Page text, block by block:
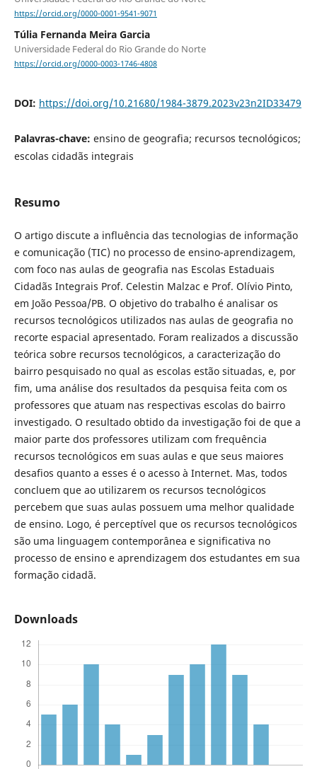
https://orcid.org/0000-0001-9541-9071
Túlia Fernanda Meira Garcia
Universidade Federal do Rio Grande do Norte
https://orcid.org/0000-0003-1746-4808
DOI: https://doi.org/10.21680/1984-3879.2023v23n2ID33479
Palavras-chave: ensino de geografia; recursos tecnológicos;
escolas cidadãs integrais
Resumo
O artigo discute a influência das tecnologias de informação
e comunicação (TIC) no processo de ensino-aprendizagem,
com foco nas aulas de geografia nas Escolas Estaduais
Cidadãs Integrais Prof. Celestin Malzac e Prof. Olívio Pinto,
em João Pessoa/PB. O objetivo do trabalho é analisar os
recursos tecnológicos utilizados nas aulas de geografia no
recorte espacial apresentado. Foram realizados a discussão
teórica sobre recursos tecnológicos, a caracterização do
bairro pesquisado no qual as escolas estão situadas, e, por
fim, uma análise dos resultados da pesquisa feita com os
professores que atuam nas respectivas escolas do bairro
investigado. O resultado obtido da investigação foi de que a
maior parte dos professores utilizam com frequência
recursos tecnológicos em suas aulas e que seus maiores
desafios quanto a esses é o acesso à Internet. Mas, todos
concluem que ao utilizarem os recursos tecnológicos
percebem que suas aulas possuem uma melhor qualidade
de ensino. Logo, é perceptível que os recursos tecnológicos
são uma linguagem contemporânea e significativa no
processo de ensino e aprendizagem dos estudantes em sua
formação cidadã.
Downloads